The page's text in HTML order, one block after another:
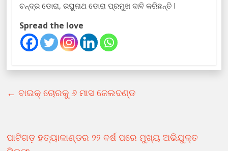
ଚନ୍ଦ୍ର ଡୋରା, ରଘୁନାଥ ଡୋରା ପ୍ରମୁଖ ଦାବି କରିଛନ୍ତି l
Spread the love
← ବାଇକ୍ ଚୋରକୁ ୬ ମାସ ଜେଲଦଣ୍ଡ
ପାଟିଗଡ଼ ହତ୍ୟାକାଣ୍ଡର ୨୨ ବର୍ଷ ପରେ ମୁଖ୍ୟ ଅଭିଯୁକ୍ତ